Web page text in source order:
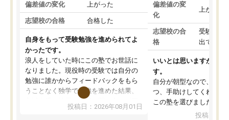
偏差値の変化 上がった
志望校の合格 合格した
自身をもって受験勉強を進められてよ
かったです。
浪人をしていた時にこの塾でお世話に
なりました。現役時の受験では自分の
勉強に誰かからフィードバックをもら
うことなく独学で勉強を進めた結果、
入試本番に地歴の学習が間に合わず不
合格となってしまいました。その経験
投稿日：2026年08月01日
偏差値の変
化
上がった
志望校の合
格
受験して
出ていな
いいとは思いますが、料
す。
自分が朝型なので、自習
つ、手助けしてくれる設
この塾を選びました。
投稿日：